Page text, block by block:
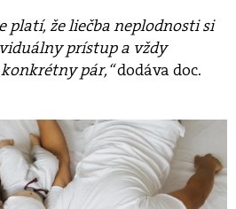
platí, že liečba neplodnosti si
prístup a vždy
pár,“dodáva doc.